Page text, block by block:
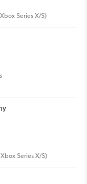
Series X/S)
Xbox Series X/S)